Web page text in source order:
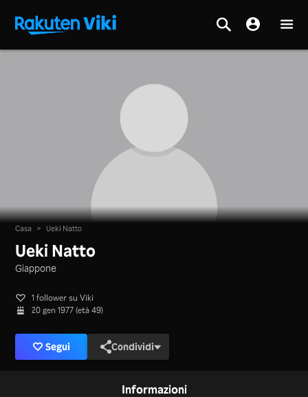
Casa > Ueki Natto
Ueki Natto
Giappone
1 follower su Viki
20 gen 1977 (età 49)
Segui Condividi
Informazioni